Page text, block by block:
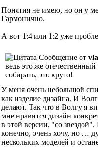
Понятия не имею, но он у
Гармонично.
А вот 1:4 или 1:2 уже
Сообщение от
ведь это же
собирать, это круто!
У меня очень небольшой
как изделие дизайна. И
делают. Так что в Волгу я
мне нравится дизайн
в этой версии, "со
конечно, очень хочу, но …
нескольких моделей и